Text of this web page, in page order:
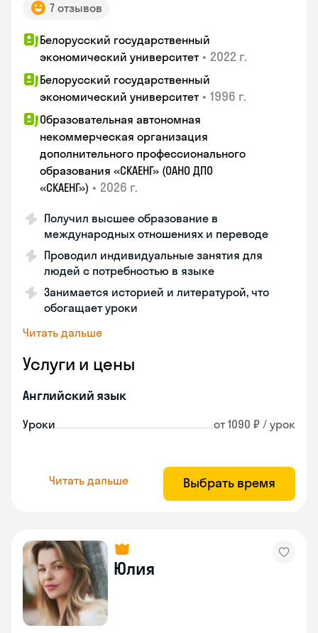
7 отзывов
Белорусский государственный
экономический университет • 2022 г.
Белорусский государственный
экономический университет • 1996 г.
Образовательная автономная
некоммерческая организация
дополнительного профессионального
образования «СКАЕНГ» (ОАНО ДПО
«СКАЕНГ») • 2026 г.
Получил высшее образование в
международных отношениях и переводе
Проводил индивидуальные занятия для
людей с потребностью в языке
Занимается историей и литературой, что
обогащает уроки
Читать дальше
Услуги и цены
Английский язык
Уроки от 1090 ₽ / урок
Читать дальше Выбрать время
Юлия